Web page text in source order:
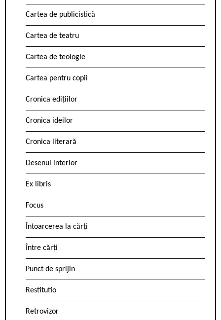
Cartea de publicistică
Cartea de teatru
Cartea de teologie
Cartea pentru copii
Cronica edițiilor
Cronica ideilor
Cronica literară
Desenul interior
Ex libris
Focus
Întoarcerea la cărți
Între cărți
Punct de sprijin
Restitutio
Retrovizor